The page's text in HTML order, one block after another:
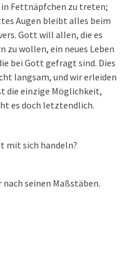
Fettnäpfchen zu treten;
Augen bleibt alles beim
Gott will allen, die es
zu wollen, ein neues Leben
bei Gott gefragt sind. Dies
langsam, und wir erleiden
die einzige Möglichkeit,
es doch letztendlich.
mit sich handeln?
seinen Maßstäben.